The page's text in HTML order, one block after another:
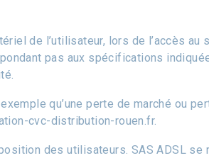
de l’utilisateur, lors de l’accès
pas aux spécifications
qu’une perte de marché ou
cvc-distribution-rouen.fr.
des utilisateurs. SAS ADSL se